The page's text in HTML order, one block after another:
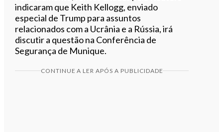
indicaram que Keith Kellogg, enviado
especial de Trump para assuntos
relacionados com a Ucrânia e a Rússia, irá
discutir a questão na Conferência de
Segurança de Munique.
CONTINUE A LER APÓS A PUBLICIDADE